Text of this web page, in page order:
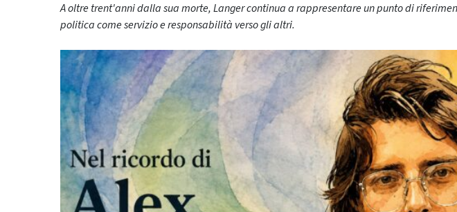
A oltre trent'anni dalla sua morte, Langer continua a rappresentare un punto di
politica come servizio e responsabilità verso gli altri.